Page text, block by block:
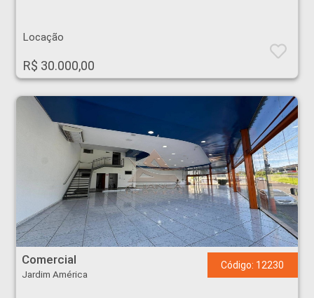
Locação
R$ 30.000,00
Comercial - Jardim América - Ribeirão Preto
Comercial
Jardim América
Código: 12230